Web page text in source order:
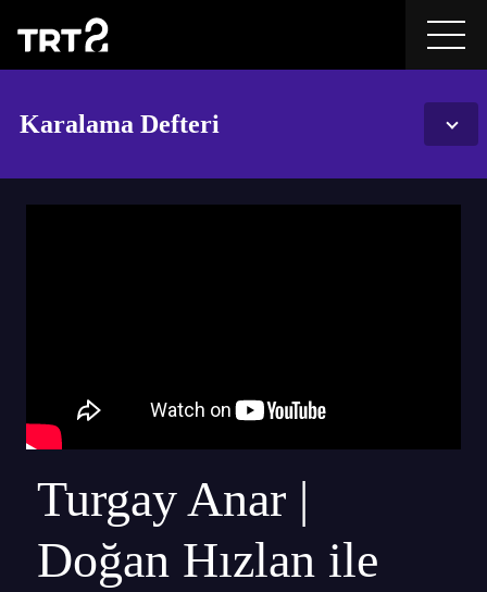
Karalama Defteri
Turgay Anar |
Doğan Hızlan ile